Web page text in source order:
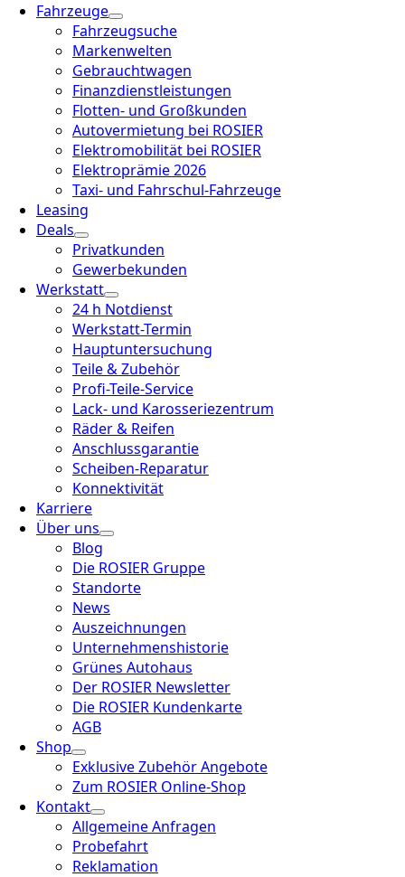
Fahrzeuge
Fahrzeugsuche
Markenwelten
Gebrauchtwagen
Finanzdienstleistungen
Flotten- und Großkunden
Autovermietung bei ROSIER
Elektromobilität bei ROSIER
Elektroprämie 2026
Taxi- und Fahrschul-Fahrzeuge
Leasing
Deals
Privatkunden
Gewerbekunden
Werkstatt
24 h Notdienst
Werkstatt-Termin
Hauptuntersuchung
Teile & Zubehör
Profi-Teile-Service
Lack- und Karosseriezentrum
Räder & Reifen
Anschlussgarantie
Scheiben-Reparatur
Konnektivität
Karriere
Über uns
Blog
Die ROSIER Gruppe
Standorte
News
Auszeichnungen
Unternehmenshistorie
Grünes Autohaus
Der ROSIER Newsletter
Die ROSIER Kundenkarte
AGB
Shop
Exklusive Zubehör Angebote
Zum ROSIER Online-Shop
Kontakt
Allgemeine Anfragen
Probefahrt
Reklamation